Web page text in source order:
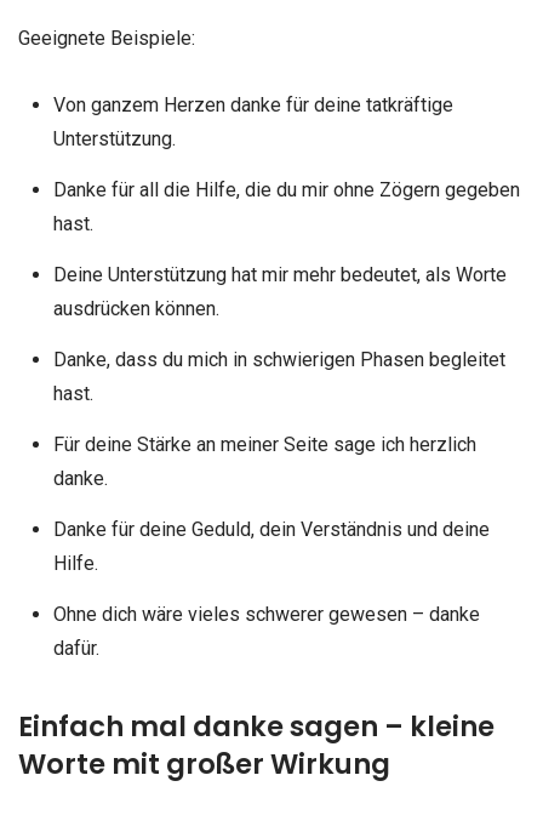
Geeignete Beispiele:
Von ganzem Herzen danke für deine tatkräftige
Unterstützung.
Danke für all die Hilfe, die du mir ohne Zögern gegeben
hast.
Deine Unterstützung hat mir mehr bedeutet, als Worte
ausdrücken können.
Danke, dass du mich in schwierigen Phasen begleitet
hast.
Für deine Stärke an meiner Seite sage ich herzlich
danke.
Danke für deine Geduld, dein Verständnis und deine
Hilfe.
Ohne dich wäre vieles schwerer gewesen – danke
dafür.
Einfach mal danke sagen – kleine
Worte mit großer Wirkung